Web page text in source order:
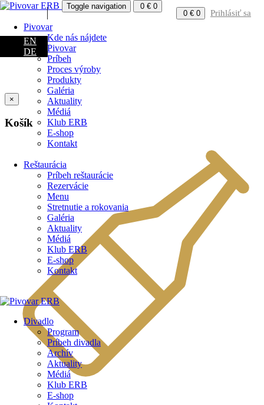
SK
EN
DE
0 € 0 Prihlásiť sa
Toggle navigation 0 € 0
Pivovar
Kde nás nájdete
Pivovar
Príbeh
Proces výroby
Produkty
Galéria
Aktuality
Médiá
Klub ERB
E-shop
Kontakt
Reštaurácia
Príbeh reštaurácie
Rezervácie
Menu
Stretnutie a rokovania
Galéria
Aktuality
Médiá
Klub ERB
E-shop
Kontakt
Divadlo
Program
Príbeh divadla
Archív
Aktuality
Médiá
Klub ERB
E-shop
×
Košík